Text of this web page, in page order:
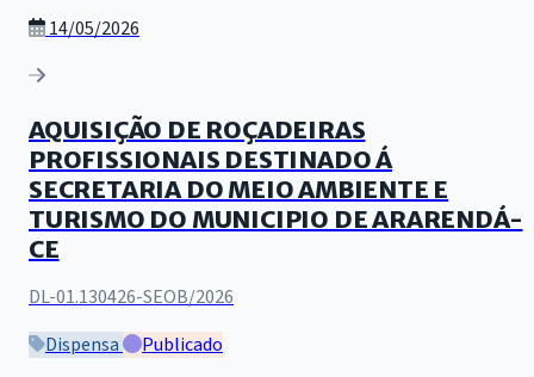
14/05/2026
AQUISIÇÃO DE ROÇADEIRAS
PROFISSIONAIS DESTINADO Á
SECRETARIA DO MEIO AMBIENTE E
TURISMO DO MUNICIPIO DE ARARENDÁ-
CE
DL-01.130426-SEOB/2026
Dispensa
Publicado